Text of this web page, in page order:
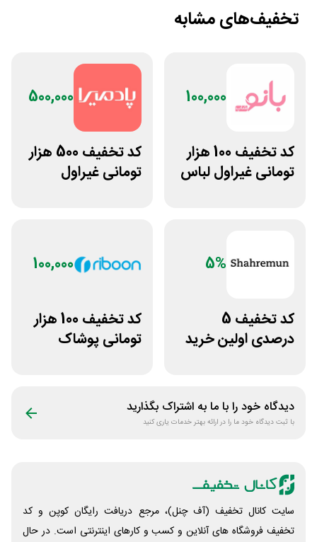
تخفیف‌های مشابه
100,000
کد تخفیف 100 هزار
تومانی غیراول لباس
500,000
کد تخفیف 500 هزار
تومانی غیراول
5%
کد تخفیف 5
درصدی اولین خرید
100,000
کد تخفیف 100 هزار
تومانی پوشاک
دیدگاه خود را با ما به اشتراک بگذارید
با ثبت دیدگاه خود ما را در ارائه بهتر خدمات یاری کنید
سایت کانال تخفیف (آف چنل)، مرجع دریافت رایگان کوپن و کد
تخفیف فروشگاه های آنلاین و کسب و‌ کارهای اینترنتی است. در حال